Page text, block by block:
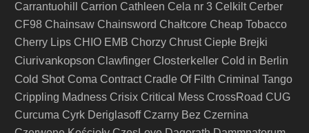
Carrantuohill
Carrion Cathleen Cela nr 3 Celkilt Cerber
CF98 Chainsaw Chainsword Chałtcore Cheap Tobacco
Cherry Lips CHIO EMB Chorzy Chrust Ciepłe Brejki
Ciurivankopson Clawfinger Closterkeller Cold in Berlin
Cold Shot Coma Contract Cradle Of Filth Criminal Tango
Crippling Madness Crisix Critical Mess CrossRoad CUG
Curcuma Cyrk Deriglasoff Czarny Bez Czernina